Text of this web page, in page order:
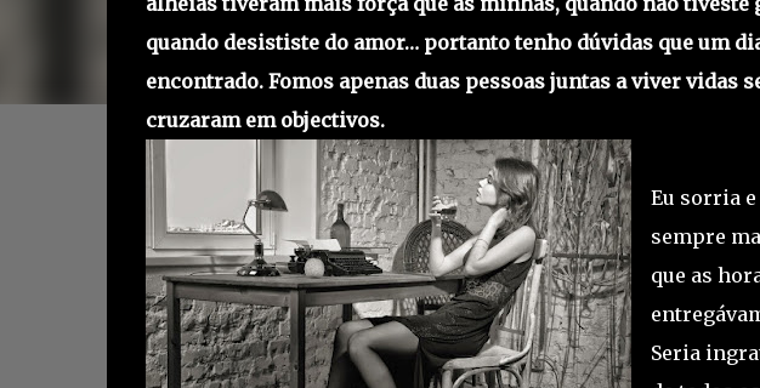
quando desististe do amor… portanto tenho dúvidas que um
encontrado. Fomos apenas duas pessoas juntas a viver vidas
cruzaram em objectivos.
Eu sorria
sempre
que as
Seria